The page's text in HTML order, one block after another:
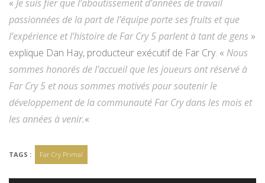
« Je suis fier que l’aboutissement d’années de travail
passionnées de la part de l’équipe porte ses fruits et que
l’expérience et l’histoire de Far Cry 5 parlent à tant de gens »
explique Dan Hay, producteur exécutif de Far Cry. « Nous
sommes honorés de l’accueil que les joueurs ont réservé à
Far Cry 5 et nous sommes motivés pour soutenir le
développement de la communauté Far Cry dans les mois et
les années à venir.«
TAGS : Far Cry Primal